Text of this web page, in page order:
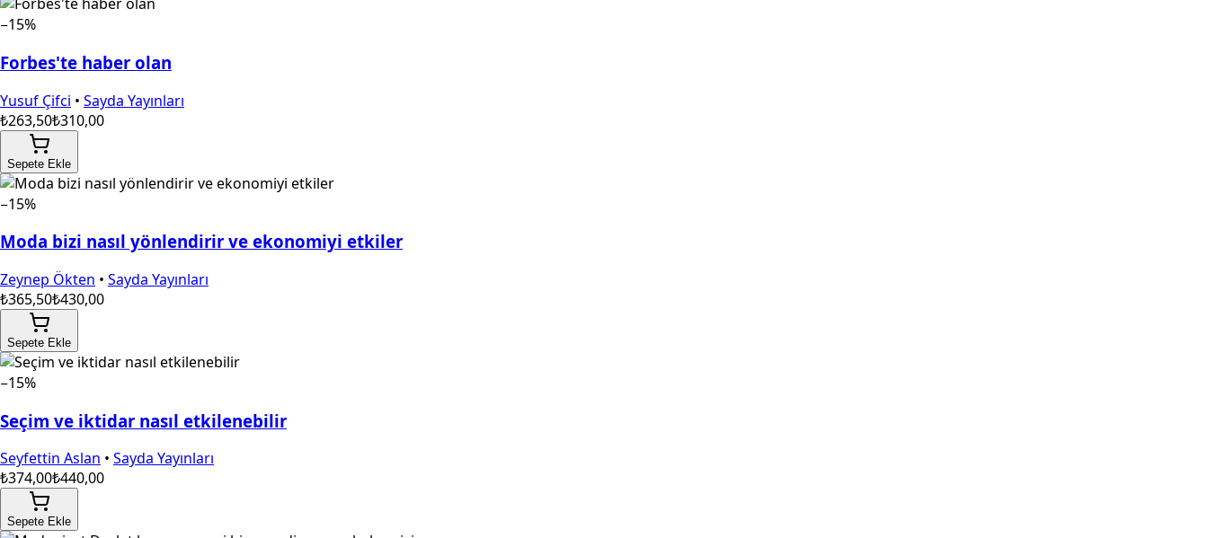
−15%
Forbes'te haber olan
Yusuf Çifci • Sayda Yayınları
₺263,50₺310,00
Sepete Ekle
−15%
Moda bizi nasıl yönlendirir ve ekonomiyi etkiler
Zeynep Ökten • Sayda Yayınları
₺365,50₺430,00
Sepete Ekle
−15%
Seçim ve iktidar nasıl etkilenebilir
Seyfettin Aslan • Sayda Yayınları
₺374,00₺440,00
Sepete Ekle